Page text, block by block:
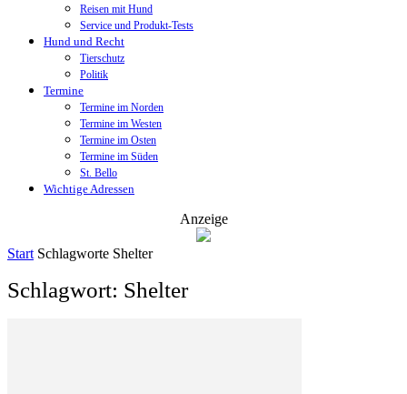
Reisen mit Hund
Service und Produkt-Tests
Hund und Recht
Tierschutz
Politik
Termine
Termine im Norden
Termine im Westen
Termine im Osten
Termine im Süden
St. Bello
Wichtige Adressen
Anzeige
Start Schlagworte Shelter
Schlagwort: Shelter